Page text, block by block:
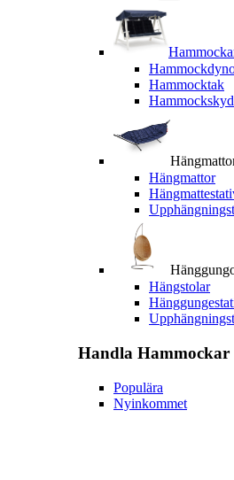
Hammocktak
Hängmattor
Hängstolar
Handla Hammockar
Populära
Nyinkommet